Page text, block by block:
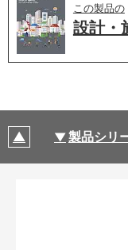
この製品の
設計・
製品シリ